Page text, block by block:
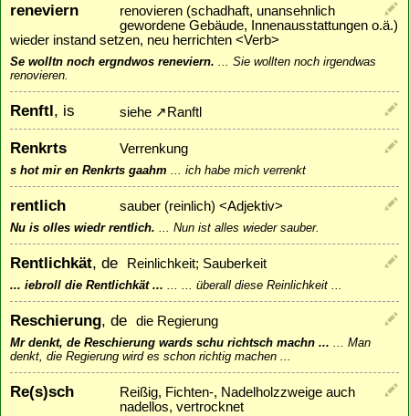
reneviern
renovieren (schadhaft, unansehnlich
gewordene Gebäude, Innenausstattungen o.ä.)
wieder instand setzen, neu herrichten <Verb>
Se wolltn noch ergndwos reneviern. ... Sie wollten noch irgendwas
renovieren.
Renftl, is siehe ↗ Ranftl
Renkrts Verrenkung
s hot mir en Renkrts gaahm ... ich habe mich verrenkt
rentlich sauber (reinlich) <Adjektiv>
Nu is olles wiedr rentlich. ... Nun ist alles wieder sauber.
Rentlichkät, de Reinlichkeit; Sauberkeit
... iebroll die Rentlichkät ... ... ... überall diese Reinlichkeit ...
Reschierung, de die Regierung
Mr denkt, de Reschierung wards schu richtsch machn ... ... Man
denkt, die Regierung wird es schon richtig machen ...
Re(s)sch
Reißig, Fichten-, Nadelholzzweige auch
nadellos, vertrocknet